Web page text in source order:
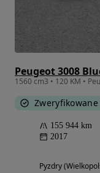
Peugeot 3008
1560 cm3 • 120 KM •
155 944 km
2017
Pyzdry